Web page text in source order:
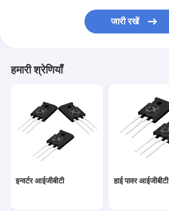
उच्च वोल्टेज MOSFET
कम वीएफ शॉटकी
हाई पावर सेमीकंडक्टर
सिलिकॉन कार्बाइड MOSFET
सिलिकॉन कार्बाइड एसबीडी
जारी रखें
हमारी श्रेणियाँ
इन्वर्टर आईजीबीटी हाई पावर आईजीबीटी